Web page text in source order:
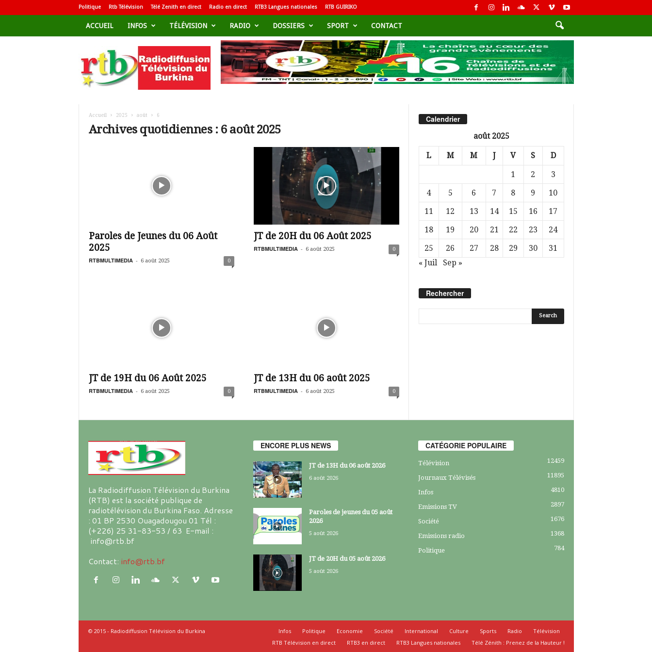
Politique Rtb Télévision Télé Zenith en direct Radio en direct RTB3 Langues nationales RTB GUIRIKO
ACCUEIL INFOS TÉLÉVISION RADIO DOSSIERS SPORT CONTACT
d
i
Accueil 2025 août 6
Archives quotidiennes : 6 août 2025
Paroles de Jeunes du 06 Août
2025
RTBMULTIMEDIA - 6 août 2025 0
JT de 20H du 06 Août 2025
RTBMULTIMEDIA - 6 août 2025 0
JT de 19H du 06 Août 2025
RTBMULTIMEDIA - 6 août 2025 0
JT de 13H du 06 août 2025
RTBMULTIMEDIA - 6 août 2025 0
Calendrier
août 2025
L M M J V S D
1 2
3
4
5 6 7 8 9
10
11
12 13 14 15 16
17
18
19 20 21 22 23
24
25
26 27 28 29 30
31
« Juil
Sep »
Rechercher
La Radiodiffusion Télévision du Burkina
(RTB) est la société publique de
radiotélévision du Burkina Faso. Adresse
: 01 BP 2530 Ouagadougou 01 Tél :
(+226) 25 31-83-53 / 63 E-mail :
info@rtb.bf
Contact: info@rtb.bf
ENCORE PLUS NEWS
JT de 13H du 06 août 2026
6 août 2026
Paroles de jeunes du 05 août
2026
5 août 2026
JT de 20H du 05 août 2026
5 août 2026
CATÉGORIE POPULAIRE
Télévision 12459
Journaux Télévisés 11895
Infos 4810
Emissions TV 2897
Société 1676
Emissions radio 1368
Politique 784
Infos Politique Economie Société International Culture Sports Radio
Télévision
RTB Télévision en direct
RTB3 en direct RTB3 Langues nationales Télé Zénith : Prenez de la Hauteur !
© 2015 - Radiodiffusion Télévision du Burkina